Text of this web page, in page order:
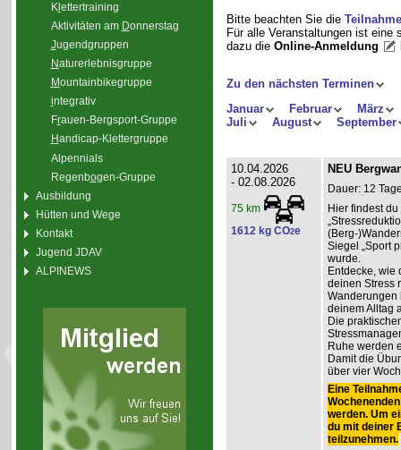
Kl ettertraining
Aktivitäten am Donnerstag
Jugendgruppen
Naturerlebnisgruppe
Mountainbikegruppe
integrativ
Frauen-Bergsport-Gruppe
Handicap-Klettergruppe
Alpennials
Regenbogen-Gruppe
Ausbildung
Hütten und Wege
Kontakt
Jugend JDAV
ALPINEWS
Bitte beachten Sie die
Für alle Veranstaltungen ist
dazu die Online-Anmeldung
Zu den nächsten Terminen
Januar
Februar
März
Juli
August September
10.04.2026
- 02.08.2026
75 km
1612 kg CO2e
NEU
Dauer: 12
Hier findest
(Berg-
Siegel „Sport
wurde.
Entdecke, wie
deinen Stress
Wanderungen
deinem Alltag
Die
Ruhe werden
Damit die
über vier
Eine
werden. Um
du mit deiner
teilzunehmen.